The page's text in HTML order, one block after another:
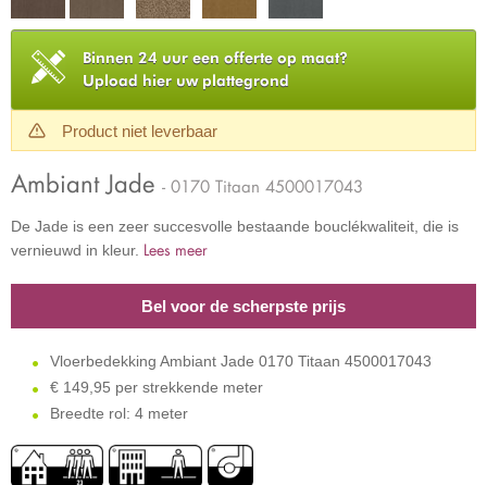
Binnen 24 uur een offerte op maat?
Upload hier uw plattegrond
Product niet leverbaar
Ambiant Jade - 0170 Titaan 4500017043
De Jade is een zeer succesvolle bestaande bouclékwaliteit, die is
vernieuwd in kleur. Lees meer
Bel voor de scherpste prijs
Vloerbedekking Ambiant Jade 0170 Titaan 4500017043
€ 149,95 per strekkende meter
Breedte rol: 4 meter